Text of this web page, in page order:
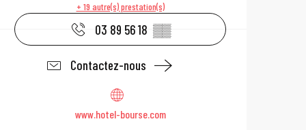
+ 19 autre(s) prestation(s)
03 89 56 18 ▒▒
Contactez-nous
www.hotel-bourse.com